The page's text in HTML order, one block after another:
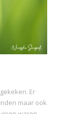
Er
maar ook